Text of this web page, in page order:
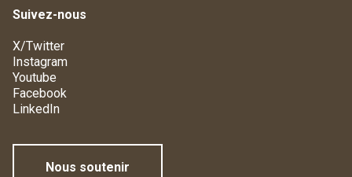
Suivez-nous
X/Twitter
Instagram
Youtube
Facebook
LinkedIn
Nous soutenir